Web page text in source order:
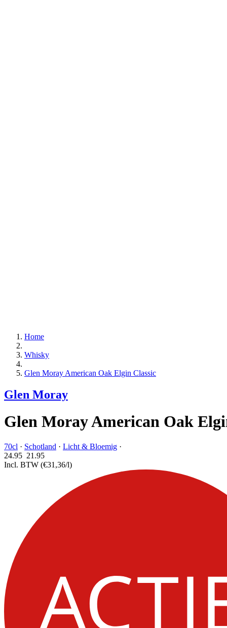
Home
Whisky
Glen Moray American Oak Elgin Classic
Glen Moray
Glen Moray American Oak
70cl · Schotland · Licht & Bloemig ·
24.95 21.95
Incl. BTW (€31,36/l)